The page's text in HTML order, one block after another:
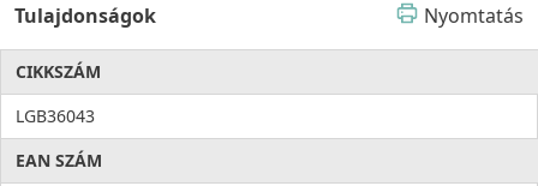
Tulajdonságok Nyomtatás
CIKKSZÁM
LGB36043
EAN SZÁM